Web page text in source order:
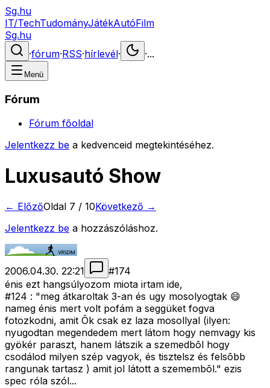
Sg.hu
IT/TechTudományJátékAutóFilm
Sg.hu
·fórum·RSS·hírlevél· ·...
Menü
Fórum
Fórum főoldal
Jelentkezz be a kedvenceid megtekintéséhez.
Luxusautó Show
← ElőzőOldal 7 / 10Következő →
Jelentkezz be a hozzászóláshoz.
2006.04.30. 22:21 #174
énis ezt hangsúlyozom miota irtam ide,
#124 : "meg átkaroltak 3-an és ugy mosolyogtak 😄
nameg énis mert volt pofám a seggüket fogva
fotozkodni, amit Õk csak ez laza mosollyal (ilyen:
nyugodtan megendedem mert látom hogy nemvagy kis
gyökér paraszt, hanem látszik a szemedbõl hogy
csodálod milyen szép vagyok, és tisztelsz és felsõbb
rangunak tartasz ) amit jol látott a szemembõl." ezis
spec róla szól...